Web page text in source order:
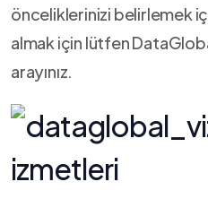
önceliklerinizi belirlemek
almak için lütfen
arayınız.